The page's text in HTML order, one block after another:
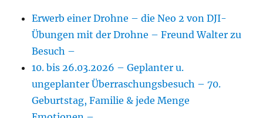
Erwerb einer Drohne – die Neo 2 von DJI-
Übungen mit der Drohne – Freund Walter zu
Besuch –
10. bis 26.03.2026 – Geplanter u.
ungeplanter Überraschungsbesuch – 70.
Geburtstag, Familie & jede Menge